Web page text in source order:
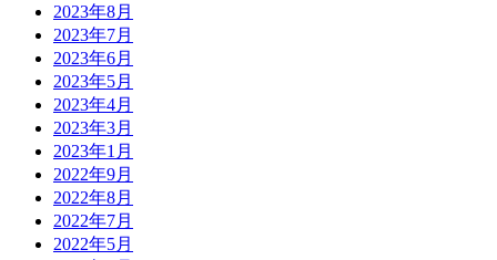
2023年8月
2023年7月
2023年6月
2023年5月
2023年4月
2023年3月
2023年1月
2022年9月
2022年8月
2022年7月
2022年5月